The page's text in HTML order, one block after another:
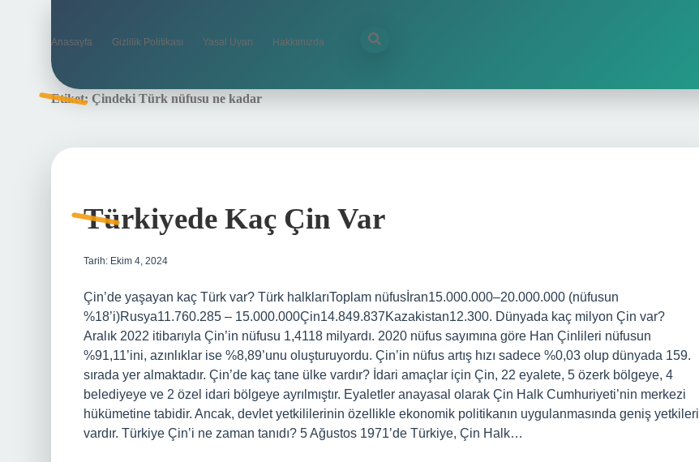
Anasayfa Gizlilik Politikası Yasal Uyarı Hakkımızda
Etiket: Çindeki Türk nüfusu ne kadar
Türkiyede Kaç Çin Var
Tarih: Ekim 4, 2024
Çin’de yaşayan kaç Türk var? Türk halklarıToplam nüfusİran15.000.000–20.000.000 (nüfusun
%18’i)Rusya11.760.285 – 15.000.000Çin14.849.837Kazakistan12.300. Dünyada kaç milyon Çin var?
Aralık 2022 itibarıyla Çin’in nüfusu 1,4118 milyardı. 2020 nüfus sayımına göre Han Çinlileri nüfusun
%91,11’ini, azınlıklar ise %8,89’unu oluşturuyordu. Çin’in nüfus artış hızı sadece %0,03 olup dünyada 159.
sırada yer almaktadır. Çin’de kaç tane ülke vardır? İdari amaçlar için Çin, 22 eyalete, 5 özerk bölgeye, 4
belediyeye ve 2 özel idari bölgeye ayrılmıştır. Eyaletler anayasal olarak Çin Halk Cumhuriyeti’nin merkezi
hükümetine tabidir. Ancak, devlet yetkililerinin özellikle ekonomik politikanın uygulanmasında geniş yetkileri
vardır. Türkiye Çin’i ne zaman tanıdı? 5 Ağustos 1971’de Türkiye, Çin Halk…